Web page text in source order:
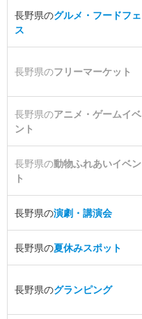
長野県のグルメ・フードフェ
ス
長野県のフリーマーケット
長野県のアニメ・ゲームイベ
ント
長野県の動物ふれあいイベン
ト
長野県の演劇・講演会
長野県の夏休みスポット
長野県のグランピング